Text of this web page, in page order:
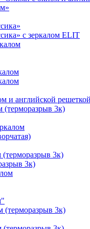
с зеркалом ELIT
и английской
(терморазрыв 3к)
(терморазрыв 3к)
3к)
(терморазрыв 3к)